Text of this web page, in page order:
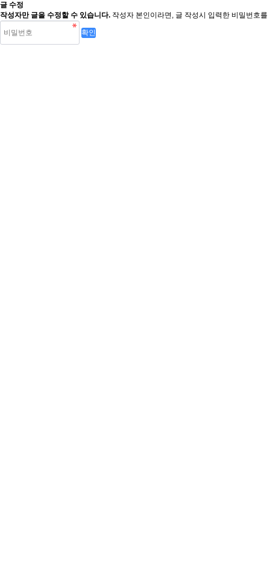
글 수정
작성자만 글을 수정할 수 있습니다. 작성자 본인이라면, 글 작성시 입력한 비밀번호